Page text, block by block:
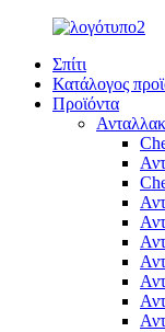
Σπίτι
Κατάλογος
Προϊόντα